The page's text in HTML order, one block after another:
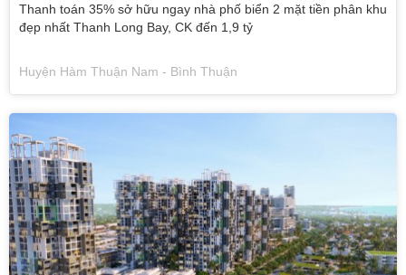
Thanh toán 35% sở hữu ngay nhà phố biển 2 mặt tiền phân khu
đẹp nhất Thanh Long Bay, CK đến 1,9 tỷ
Huyện Hàm Thuận Nam - Bình Thuận